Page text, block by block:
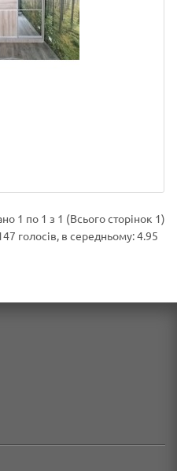
1 по 1 з 1 (Всього сторінок 1)
голосів, в середньому:4.95